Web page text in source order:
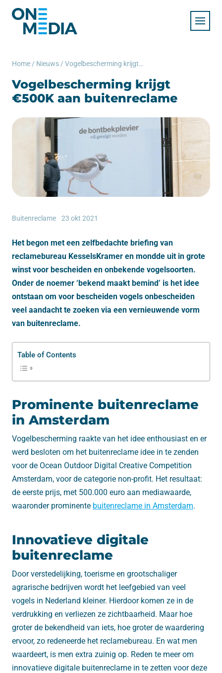
Home / Nieuws / Vogelbescherming krijgt €500K aan buitenreclame
Vogelbescherming krijgt
€500K aan buitenreclame
Buitenreclame 23 okt 2021
Het begon met een zelfbedachte briefing van
reclamebureau KesselsKramer en mondde uit in grote
winst voor bescheiden en onbekende vogelsoorten.
Onder de noemer ‘bekend maakt bemind’ is het idee
ontstaan om voor bescheiden vogels onbescheiden
veel aandacht te zoeken via een vernieuwende vorm
van buitenreclame.
Table of Contents
Prominente buitenreclame
in Amsterdam
Vogelbescherming raakte van het idee enthousiast en er
werd besloten om het buitenreclame idee in te zenden
voor de Ocean Outdoor Digital Creative Competition
Amsterdam, voor de categorie non-profit. Het resultaat:
de eerste prijs, met 500.000 euro aan mediawaarde,
waaronder prominente buitenreclame in Amsterdam.
Innovatieve digitale
buitenreclame
Door verstedelijking, toerisme en grootschaliger
agrarische bedrijven wordt het leefgebied van veel
vogels in Nederland kleiner. Hierdoor komen ze in de
verdrukking en verliezen ze zichtbaarheid. Maar hoe
groter de bekendheid van iets, hoe groter de waardering
ervoor, zo redeneerde het reclamebureau. En wat men
waardeert, is men extra zuinig op. Reden te meer om
innovatieve digitale buitenreclame in te zetten voor deze